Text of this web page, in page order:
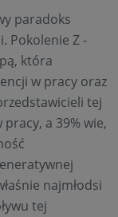
paradoks
Pokolenie Z -
która
w pracy oraz
tej
a 39% wie,
najmłodsi
tej